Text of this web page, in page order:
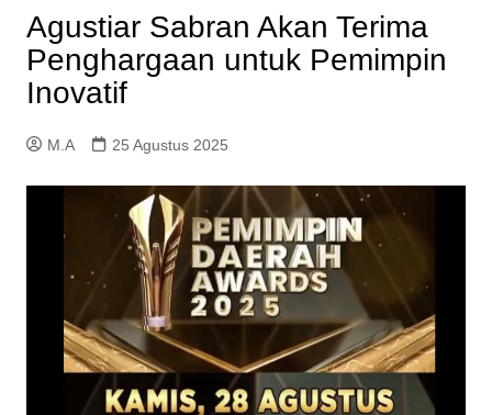
Agustiar Sabran Akan Terima
Penghargaan untuk Pemimpin
Inovatif
M.A 25 Agustus 2025